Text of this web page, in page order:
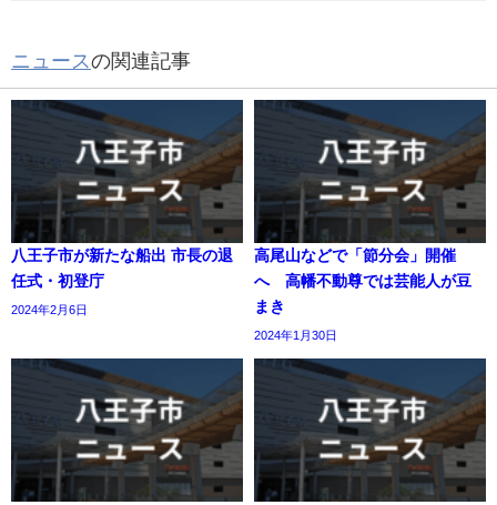
ニュース の関連記事
八王子市が新たな船出 市長の退
任式・初登庁
2024年2月6日
高尾山などで「節分会」開催
へ 高幡不動尊では芸能人が豆
まき
2024年1月30日